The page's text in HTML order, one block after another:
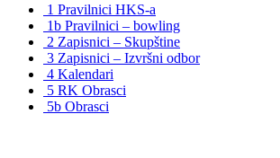
1 Pravilnici HKS-a
1b Pravilnici – bowling
2 Zapisnici – Skupštine
3 Zapisnici – Izvršni odbor
4 Kalendari
5 RK Obrasci
5b Obrasci